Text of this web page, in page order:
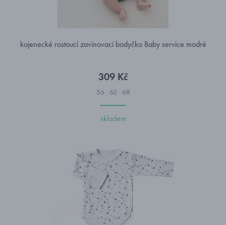
kojenecké rostoucí zavinovací bodyčko Baby service modré
309 Kč
56 62 68
skladem